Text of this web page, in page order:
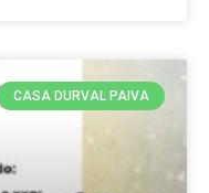
CASA DURVAL PAIVA